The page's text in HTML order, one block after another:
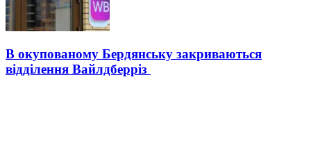
В окупованому Бердянську закриваються
відділення Вайлдберріз